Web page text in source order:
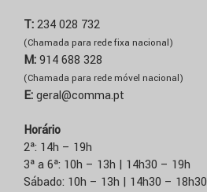
T:234 028 732
(Chamada para rede fixa nacional)
M:914 688 328
(Chamada para rede móvel nacional)
E:geral@comma.pt
Horário
2ª: 14h – 19h
3ª a 6ª: 10h – 13h | 14h30 – 19h
Sábado: 10h – 13h | 14h30 – 18h30